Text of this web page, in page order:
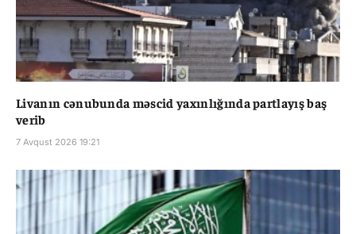
Livanın cənubunda məscid yaxınlığında partlayış baş
verib
7 Avqust 2026 19:21